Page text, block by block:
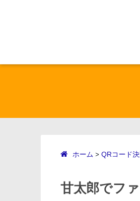
ホーム > QRコード
甘太郎でフ